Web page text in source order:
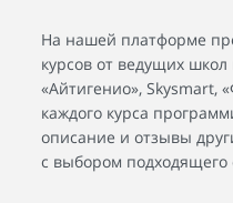
На нашей платформе
курсов от ведущих
«Айтигенио», Skysmart,
каждого курса
описание и отзывы
с выбором подходящего